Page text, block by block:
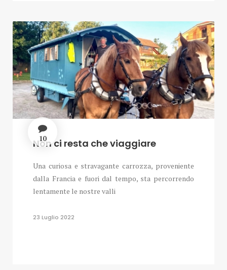
10
Non ci resta che viaggiare
Una curiosa e stravagante carrozza, proveniente
dalla Francia e fuori dal tempo, sta percorrendo
lentamente le nostre valli
23 Luglio 2022